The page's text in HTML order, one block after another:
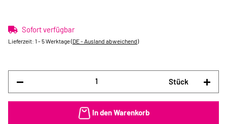
Sofort verfügbar
Lieferzeit: 1 - 5 Werktage(DE - Ausland abweichend)
Stück
In den Warenkorb